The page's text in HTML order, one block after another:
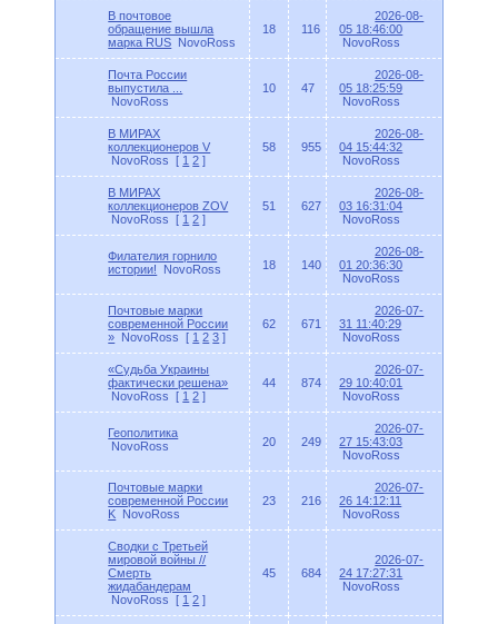
B почтовое
обращение вышла
марка RUS NovoRoss
18 116
2026-08-
05 18:46:00
NovoRoss
Почта России
выпустила ...
NovoRoss
10 47
2026-08-
05 18:25:59
NovoRoss
В МИРАХ
коллекционеров V
NovoRoss
[ 1 2 ]
58 955
2026-08-
04 15:44:32
NovoRoss
В МИРАХ
коллекционеров ZOV
NovoRoss
[ 1 2 ]
51 627
2026-08-
03 16:31:04
NovoRoss
Филателия горнило
истории!
NovoRoss 18 140
2026-08-
01 20:36:30
NovoRoss
Почтовые марки
современной России
» NovoRoss [ 1 2 3 ]
62 671
2026-07-
31 11:40:29
NovoRoss
«Судьба Украины
фактически решена»
NovoRoss
[ 1 2 ]
44 874
2026-07-
29 10:40:01
NovoRoss
Геополитика
NovoRoss
20 249
2026-07-
27 15:43:03
NovoRoss
Почтовые марки
современной России
K NovoRoss
23 216
2026-07-
26 14:12:11
NovoRoss
Сводки с Третьей
мировой войны //
Смерть
жидабандерам
NovoRoss
[ 1 2 ]
45 684
2026-07-
24 17:27:31
NovoRoss